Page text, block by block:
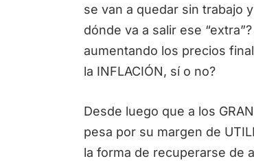
se van a quedar sin trabajo
dónde va a salir ese
aumentando los precios
la INFLACIÓN, sí o no?
Desde luego que a los
pesa por su margen de
la forma de recuperarse de